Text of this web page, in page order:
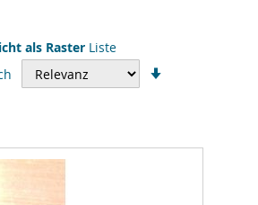
als Raster Liste